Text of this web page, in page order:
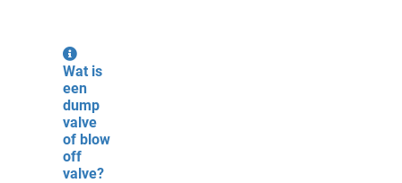
Wat is
een
dump
valve
of blow
off
valve?